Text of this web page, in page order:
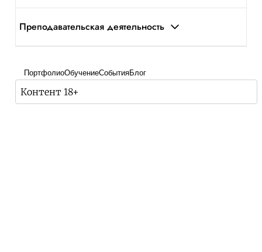
Преподавательская деятельность
ПортфолиоОбучениеСобытияБлог
Контент 18+